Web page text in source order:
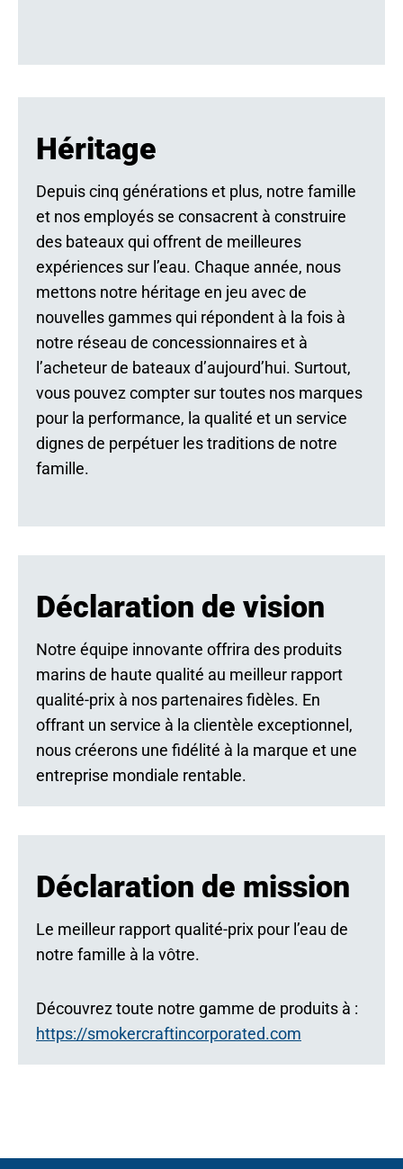
Héritage
Depuis cinq générations et plus, notre famille
et nos employés se consacrent à construire
des bateaux qui offrent de meilleures
expériences sur l’eau. Chaque année, nous
mettons notre héritage en jeu avec de
nouvelles gammes qui répondent à la fois à
notre réseau de concessionnaires et à
l’acheteur de bateaux d’aujourd’hui. Surtout,
vous pouvez compter sur toutes nos marques
pour la performance, la qualité et un service
dignes de perpétuer les traditions de notre
famille.
Déclaration de vision
Notre équipe innovante offrira des produits
marins de haute qualité au meilleur rapport
qualité-prix à nos partenaires fidèles. En
offrant un service à la clientèle exceptionnel,
nous créerons une fidélité à la marque et une
entreprise mondiale rentable.
Déclaration de mission
Le meilleur rapport qualité-prix pour l’eau de
notre famille à la vôtre.
Découvrez toute notre gamme de produits à :
https://smokercraftincorporated.com
i